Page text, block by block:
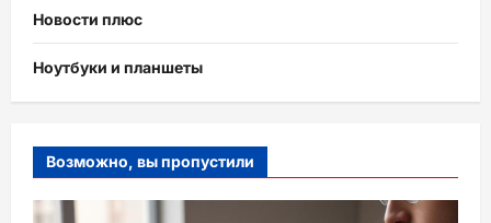
Новости плюс
Ноутбуки и планшеты
Возможно, вы пропустили